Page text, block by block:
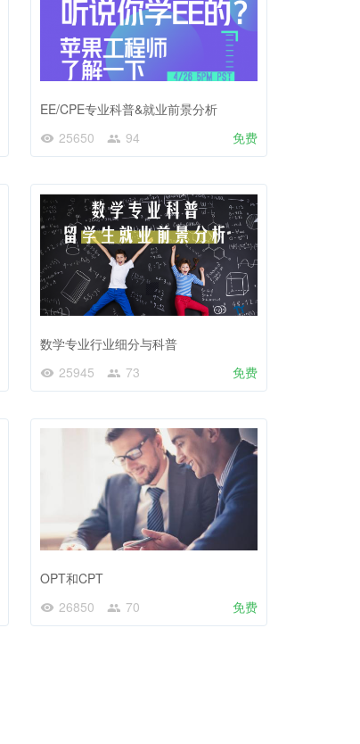
EE/CPE专业科普&就业前景分析
25650
94 免费
数学专业行业细分与科普
25945
73 免费
OPT和CPT
26850
70 免费